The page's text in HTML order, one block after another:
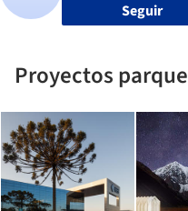
Seguir
Proyectos parque